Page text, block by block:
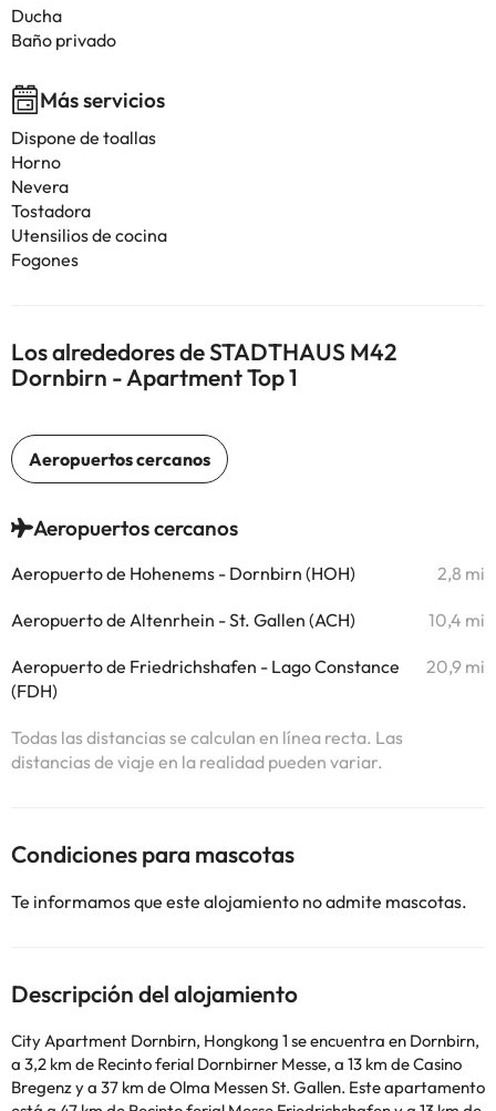
Ducha
Baño privado
Más servicios
Dispone de toallas
Horno
Nevera
Tostadora
Utensilios de cocina
Fogones
Los alrededores de STADTHAUS M42
Dornbirn - Apartment Top 1
Aeropuertos cercanos
Aeropuerto de Hohenems - Dornbirn (HOH) 2,8 mi
Aeropuerto de Altenrhein - St. Gallen (ACH) 10,4 mi
Aeropuerto de Friedrichshafen - Lago Constance
(FDH)
20,9 mi
Todas las distancias se calculan en línea recta. Las
distancias de viaje en la realidad pueden variar.
Condiciones para mascotas
Te informamos que este alojamiento no admite mascotas.
Descripción del alojamiento
City Apartment Dornbirn, Hongkong 1 se encuentra en Dornbirn,
a 3,2 km de Recinto ferial Dornbirner Messe, a 13 km de Casino
Bregenz y a 37 km de Olma Messen St. Gallen. Este apartamento